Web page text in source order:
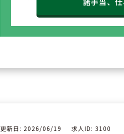
います。
更新日: 2026/06/19 求人ID: 3100